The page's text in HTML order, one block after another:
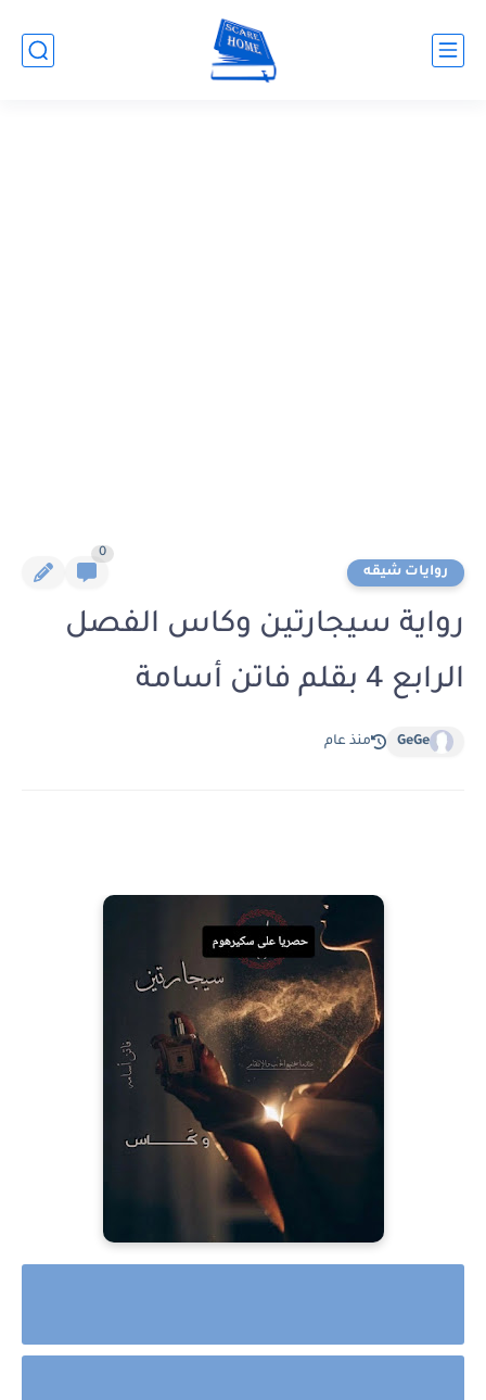
روايات شيقه
0
رواية سيجارتين وكاس الفصل
الرابع 4 بقلم فاتن أسامة
GeGe منذ عام